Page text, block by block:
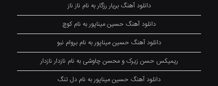
دانلود آهنگ بریار رزگار به نام ناز ناز
دانلود آهنگ حسین میناپور به نام کوچ
دانلود آهنگ حسین میناپور به نام بروام نبو
ریمیکس حسن زیرک و محسن چاوشی به نام نازدار نازدار
دانلود آهنگ حسین میناپور به نام دل تنگ